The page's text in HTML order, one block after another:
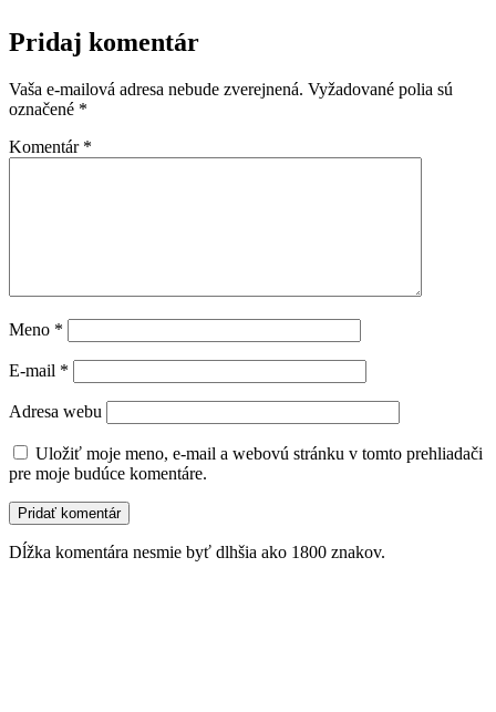
Pridaj komentár
Vaša e-mailová adresa nebude zverejnená. Vyžadované polia sú
označené *
Komentár *
Meno *
E-mail *
Adresa webu
Uložiť moje meno, e-mail a webovú stránku v tomto prehliadači
pre moje budúce komentáre.
Dĺžka komentára nesmie byť dlhšia ako 1800 znakov.